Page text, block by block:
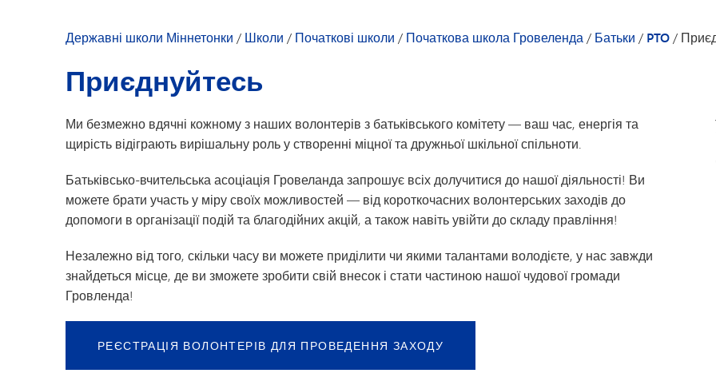
Посібник для батьків та учнів — Початкова школа Гровеленда
Дослідники
Державні школи Міннетонки / Школи / Початкові школи / Початкова школа Гровеленда/ Батьки / PTO/
Приєднуйтесь
Ми безмежно вдячні кожному з наших волонтерів з батьківського комітету — ваш час, енергія та
щирість відіграють вирішальну роль у створенні міцної та дружньої шкільної спільноти.
Батьківсько-вчительська асоціація Гровеланда запрошує всіх долучитися до нашої діяльності! Ви
можете брати участь у міру своїх можливостей — від короткочасних волонтерських заходів до
допомоги в організації подій та благодійних акцій, а також навіть увійти до складу правління!
Незалежно від того, скільки часу ви можете приділити чи якими талантами володієте, у нас завжди
знайдеться місце, де ви зможете зробити свій внесок і стати частиною нашої чудової громади
Гровленда!
РЕЄСТРАЦІЯ ВОЛОНТЕРІВ ДЛЯ ПРОВЕДЕННЯ ЗАХОДУ